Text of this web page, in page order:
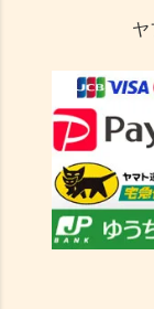
ヤ